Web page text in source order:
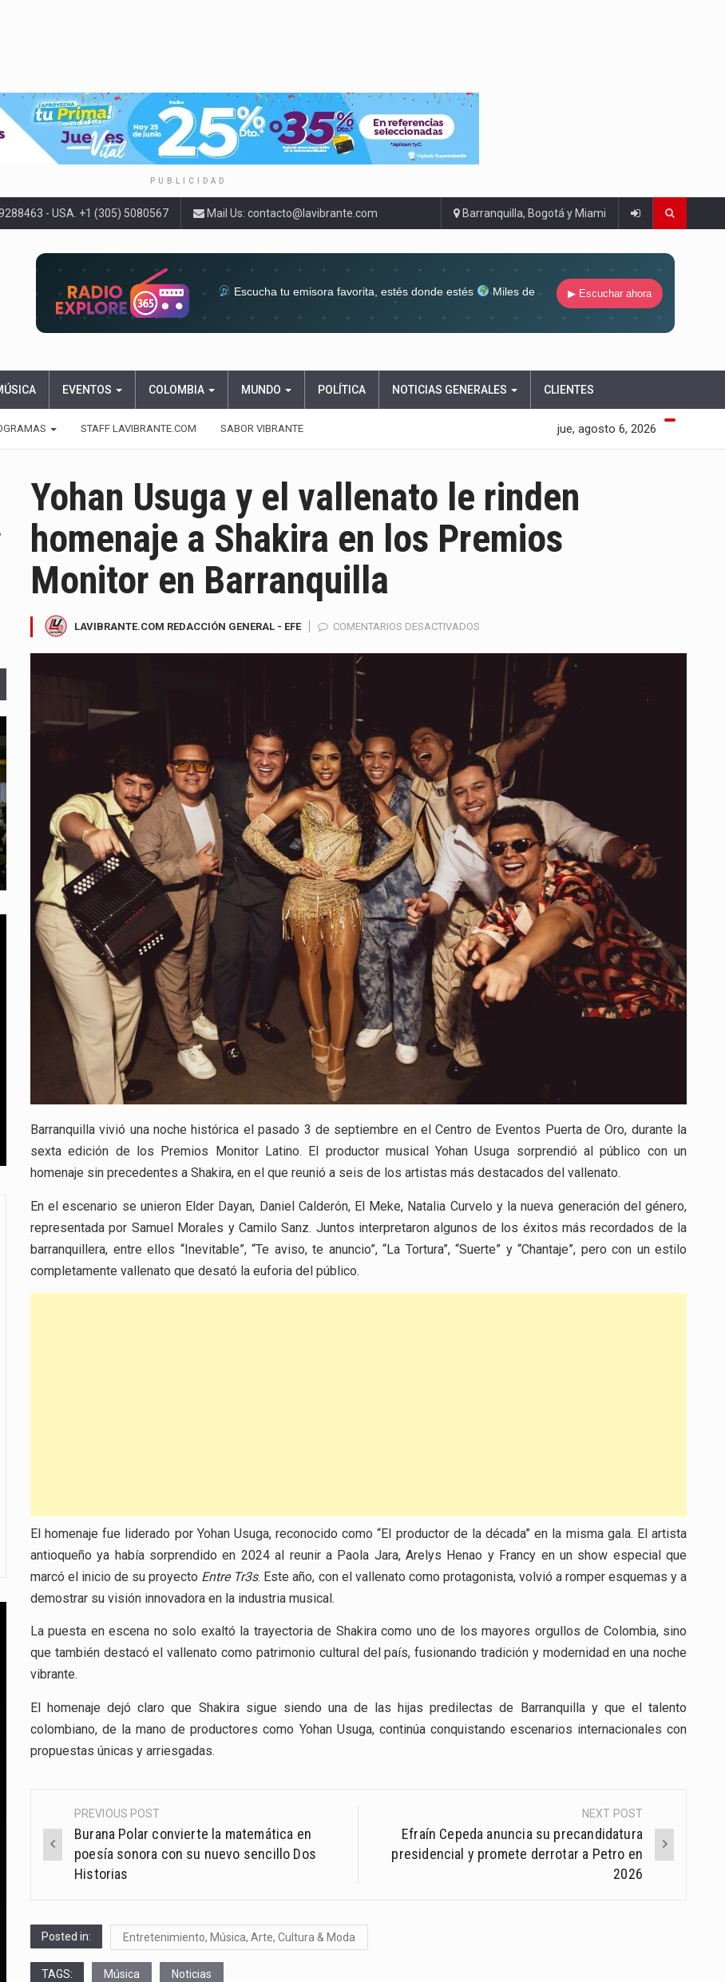
PUBLICIDAD
- USA. +1 (305) 5080567 Mail Us: contacto@lavibrante.com Barranquilla, Bogotá y Miami
Escucha tu emisora favorita, estés donde estés
Miles de
▶ Escuchar ahora
EVENTOS COLOMBIA MUNDO POLÍTICA NOTICIAS GENERALES CLIENTES
STAFF LAVIBRANTE.COM SABOR VIBRANTE jue, agosto 6, 2026
Yohan Usuga y el vallenato le rinden
homenaje a Shakira en los Premios
Monitor en Barranquilla
LAVIBRANTE.COM REDACCIÓN GENERAL - EFE COMENTARIOS DESACTIVADOS
RINDEN
HOMENAJE
A
SHAKIRA
EN
LOS
PREMIOS
MONITOR
EN
BARRANQUILLA
Barranquilla vivió una noche histórica el pasado 3 de septiembre en el Centro de Eventos Puerta de Oro, durante la
sexta edición de los Premios Monitor Latino. El productor musical Yohan Usuga sorprendió al público con un
homenaje sin precedentes a Shakira, en el que reunió a seis de los artistas más destacados del vallenato.
En el escenario se unieron Elder Dayan, Daniel Calderón, El Meke, Natalia Curvelo y la nueva generación del género,
representada por Samuel Morales y Camilo Sanz. Juntos interpretaron algunos de los éxitos más recordados de la
barranquillera, entre ellos “Inevitable”, “Te aviso, te anuncio”, “La Tortura”, “Suerte” y “Chantaje”, pero con un estilo
completamente vallenato que desató la euforia del público.
El homenaje fue liderado por Yohan Usuga, reconocido como “El productor de la década” en la misma gala. El artista
antioqueño ya había sorprendido en 2024 al reunir a Paola Jara, Arelys Henao y Francy en un show especial que
marcó el inicio de su proyecto Entre Tr3s. Este año, con el vallenato como protagonista, volvió a romper esquemas y a
demostrar su visión innovadora en la industria musical.
La puesta en escena no solo exaltó la trayectoria de Shakira como uno de los mayores orgullos de Colombia, sino
que también destacó el vallenato como patrimonio cultural del país, fusionando tradición y modernidad en una noche
vibrante.
El homenaje dejó claro que Shakira sigue siendo una de las hijas predilectas de Barranquilla y que el talento
colombiano, de la mano de productores como Yohan Usuga, continúa conquistando escenarios internacionales con
propuestas únicas y arriesgadas.
Post
navigation
PREVIOUS POST
Burana Polar convierte la matemática en
poesía sonora con su nuevo sencillo Dos
Historias
NEXT POST
Efraín Cepeda anuncia su precandidatura
presidencial y promete derrotar a Petro en
2026
Posted in: Entretenimiento, Música, Arte, Cultura & Moda
TAGS: Música Noticias